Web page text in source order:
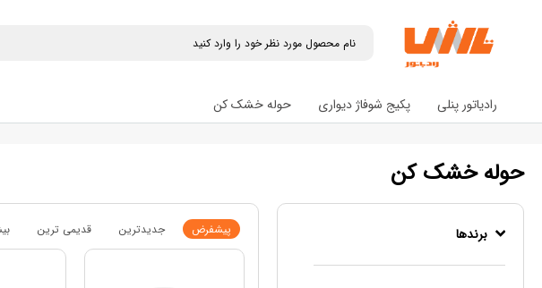
رادیاتور پنلی پکیج شوفاژ دیواری حوله خشک کن
حوله خشک کن
برندها پیشفرض جدیدترین قدیمی ترین